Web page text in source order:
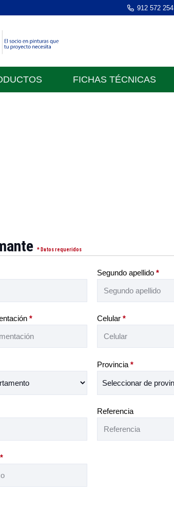
912 572 254
FICHAS TÉCNICAS
* Datos requeridos
Segundo apellido*
* Celular*
Provincia*
Referencia
*